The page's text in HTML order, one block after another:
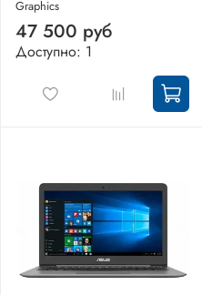
Graphics
47 500 руб
Доступно: 1